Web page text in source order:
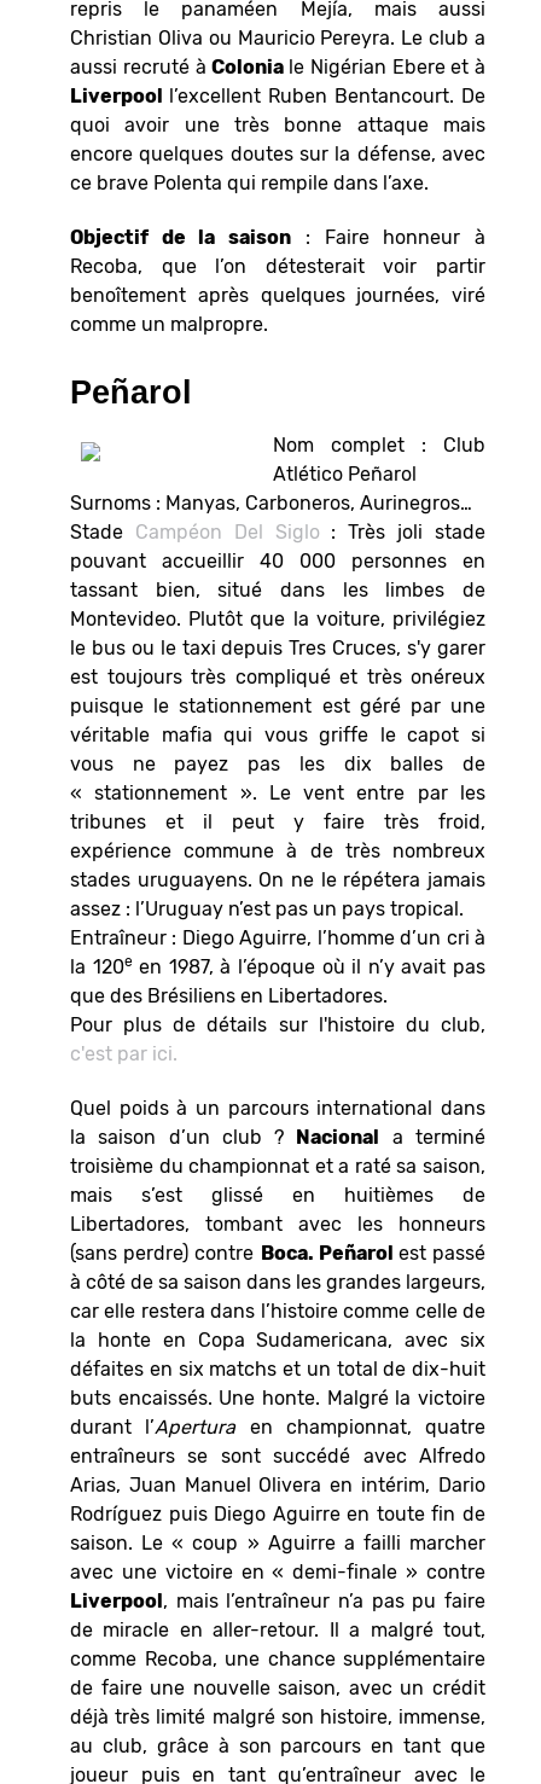
repris le panaméen Mejía, mais aussi
Christian Oliva ou Mauricio Pereyra. Le club a
aussi recruté àColonia le Nigérian Ebere et à
Liverpool
l’excellent Ruben Bentancourt. De
quoi avoir une très bonne attaque mais
encore quelques doutes sur la défense, avec
ce brave Polenta qui rempile dans l’axe.
Objectif de la saison : Faire honneur à
Recoba, que l’on détesterait voir partir
benoîtement après quelques journées, viré
comme un malpropre.
Peñarol
Nom complet : Club
Atlético Peñarol
Surnoms : Manyas, Carboneros, Aurinegros…
Stade Campéon Del Siglo: Très joli stade
pouvant accueillir 40 000 personnes en
tassant bien, situé dans les limbes de
Montevideo. Plutôt que la voiture, privilégiez
le bus ou le taxi depuis Tres Cruces, s'y garer
est toujours très compliqué et très onéreux
puisque le stationnement est géré par une
véritable mafia qui vous griffe le capot si
vous ne payez pas les dix balles de
« stationnement ». Le vent entre par les
tribunes et il peut y faire très froid,
expérience commune à de très nombreux
stades uruguayens. On ne le répétera jamais
assez : l’Uruguay n’est pas un pays tropical.
Entraîneur : Diego Aguirre, l’homme d’un cri à
la 120een 1987, à l’époque où il n’y avait pas
que des Brésiliens en Libertadores.
Pour plus de détails sur l'histoire du club,
c'est par ici.
Quel poids à un parcours international dans
la saison d’un club ? Nacional a terminé
troisième du championnat et a raté sa saison,
mais s’est glissé en huitièmes de
Libertadores, tombant avec les honneurs
(sans perdre) contre Boca. Peñarol est passé
à côté de sa saison dans les grandes largeurs,
car elle restera dans l’histoire comme celle de
la honte en Copa Sudamericana, avec six
défaites en six matchs et un total de dix-huit
buts encaissés. Une honte. Malgré la victoire
durant l’Aperturaen championnat, quatre
entraîneurs se sont succédé avec Alfredo
Arias, Juan Manuel Olivera en intérim, Dario
Rodríguez puis Diego Aguirre en toute fin de
saison. Le « coup » Aguirre a failli marcher
avec une victoire en « demi-finale » contre
Liverpool, mais l’entraîneur n’a pas pu faire
de miracle en aller-retour. Il a malgré tout,
comme Recoba, une chance supplémentaire
de faire une nouvelle saison, avec un crédit
déjà très limité malgré son histoire, immense,
au club, grâce à son parcours en tant que
joueur puis en tant qu’entraîneur avec le